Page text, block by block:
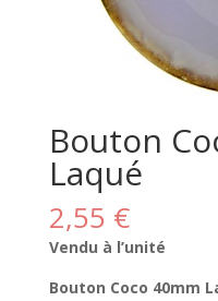
Bouton
Laqué
2,55 €
Vendu à l’unité
Bouton Coco 40mm